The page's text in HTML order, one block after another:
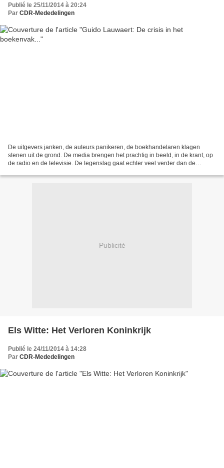
Publié le 25/11/2014 à 20:24
Par CDR-Mededelingen
De uitgevers janken, de auteurs panikeren, de boekhandelaren klagen
stenen uit de grond. De media brengen het prachtig in beeld, in de krant, op
de radio en de televisie. De tegenslag gaat echter veel verder dan de
Publicité
Els Witte: Het Verloren Koninkrijk
Publié le 24/11/2014 à 14:28
Par CDR-Mededelingen